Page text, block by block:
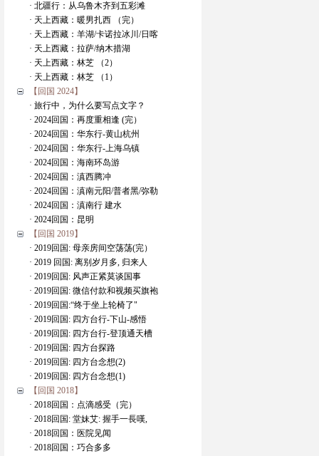
· 北疆行：从乌鲁木齐到五彩滩
· 天上西藏：暖男扎西 （完）
· 天上西藏：羊湖/卡诺拉冰川/日喀
· 天上西藏：拉萨/纳木措湖
· 天上西藏：林芝 （2）
· 天上西藏：林芝 （1）
【回国 2024】
· 旅行中，为什么要写点文字？
· 2024回国：再度重相逢 (完）
· 2024回国：华东行-黄山杭州
· 2024回国：华东行-上海乌镇
· 2024回国：海南环岛游
· 2024回国：滇西腾冲
· 2024回国：滇南元阳/普者黑/弥勒
· 2024回国：滇南行 建水
· 2024回国：昆明
【回国 2019】
· 2019回国: 母亲房间空荡荡(完）
· 2019 回国: 离别岁月多, 归来人
· 2019回国: 风声正紧莫谈国事
· 2019回国: 微信付款和视频买旗袍
· 2019回国:“终于坐上轮椅了"
· 2019回国: 四方台行-下山-感悟
· 2019回国: 四方台行-登顶通天槽
· 2019回国: 四方台探路
· 2019回国: 四方台念想(2)
· 2019回国: 四方台念想(1)
【回国 2018】
· 2018回国：点滴感受（完）
· 2018回国: 堂妹艾: 握手一長嘆,
· 2018回国：医院见闻
· 2018回国：巧合多多